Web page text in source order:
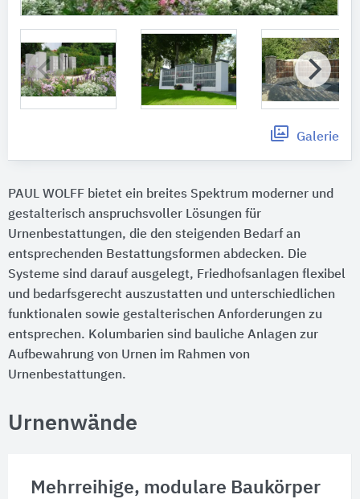
Galerie
PAUL WOLFF bietet ein breites Spektrum moderner und
gestalterisch anspruchsvoller Lösungen für
Urnenbestattungen, die den steigenden Bedarf an
entsprechenden Bestattungsformen abdecken. Die
Systeme sind darauf ausgelegt, Friedhofsanlagen flexibel
und bedarfsgerecht auszustatten und unterschiedlichen
funktionalen sowie gestalterischen Anforderungen zu
entsprechen. Kolumbarien sind bauliche Anlagen zur
Aufbewahrung von Urnen im Rahmen von
Urnenbestattungen.
Urnenwände
Mehrreihige, modulare Baukörper